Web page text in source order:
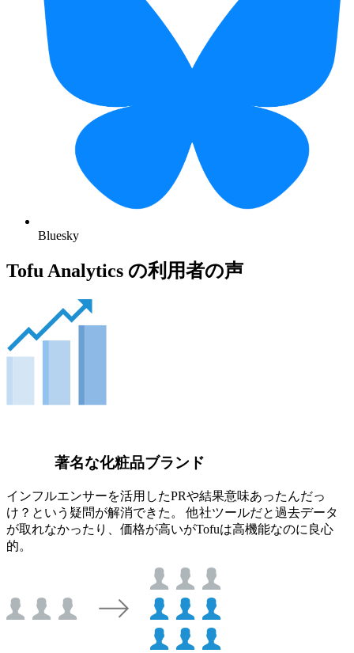
Bluesky
Tofu Analytics の利用者の声
著名な化粧品ブランド
インフルエンサーを活用したPRや結果意味あったんだっ
け？という疑問が解消できた。 他社ツールだと過去データ
が取れなかったり、価格が高いがTofuは高機能なのに良心
的。